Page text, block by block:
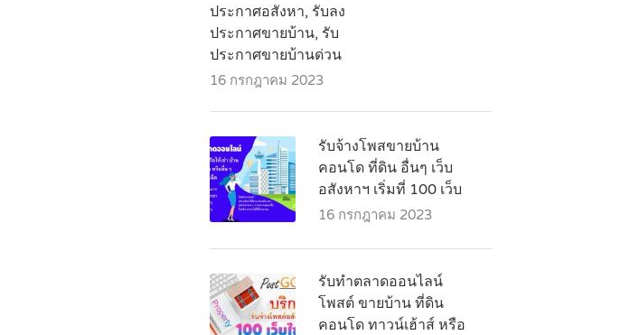
ประกาศอสังหา, รับลง
ประกาศขายบ้าน, รับ
ประกาศขายบ้านด่วน
16 กรกฎาคม 2023
รับจ้างโพสขายบ้าน
คอนโด ที่ดิน อื่นๆ เว็บ
อสังหาฯ เริ่มที่ 100 เว็บ
16 กรกฎาคม 2023
รับทำตลาดออนไลน์
โพสต์ ขายบ้าน ที่ดิน
คอนโด ทาวน์เฮ้าส์ หรือ